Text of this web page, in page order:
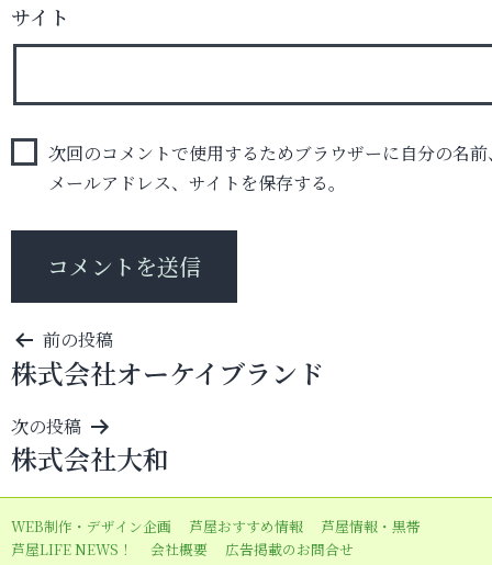
サイト
次回のコメントで使用するためブラウザーに自分の名前
メールアドレス、サイトを保存する。
投
稿
ナ
ビ
ゲ
ー
シ
前の投稿
株式会社オーケイブランド
次の投稿
株式会社大和
WEB制作・デザイン企画 芦屋おすすめ情報
芦屋情報・黒帯
芦屋LIFE NEWS！
会社概要 広告掲載のお問合せ